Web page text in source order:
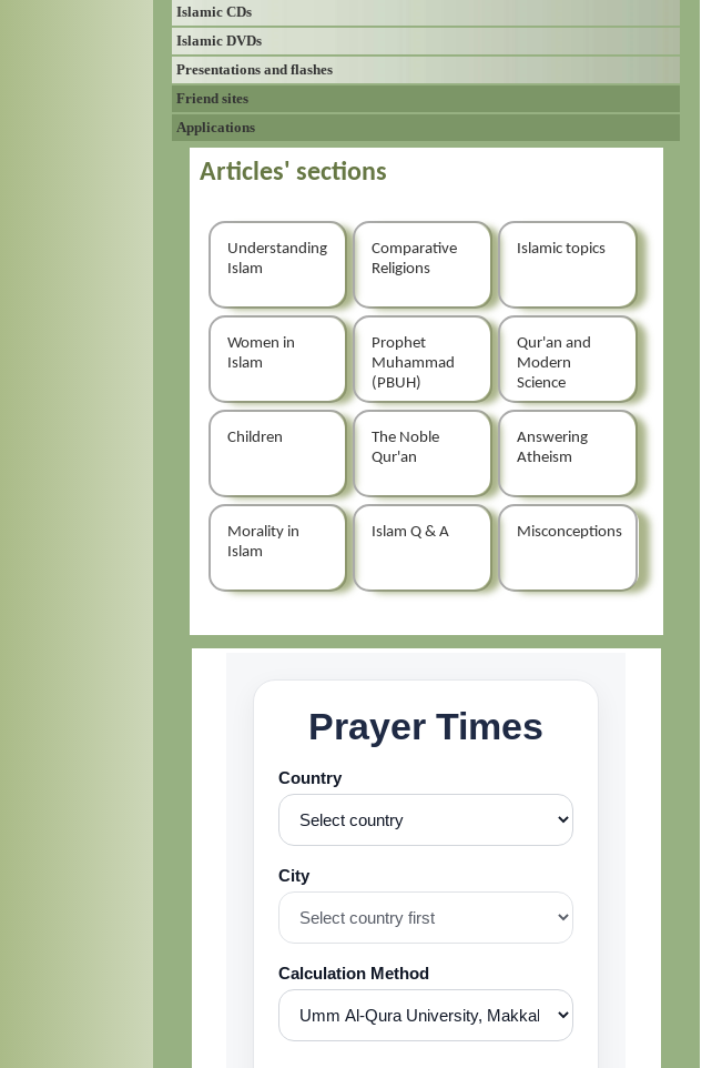
Islamic CDs
Islamic DVDs
Presentations and flashes
Friend sites
Applications
Articles' sections
Understanding
Islam
Comparative
Religions
Islamic topics
Women in
Islam
Prophet
Muhammad
(PBUH)
Qur'an and
Modern
Science
Children
The Noble
Qur'an
Answering
Atheism
Morality in
Islam
Islam Q & A Misconceptions